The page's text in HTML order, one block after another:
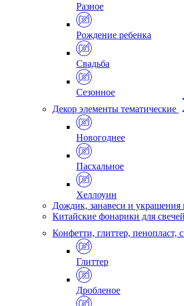
Разное
Рождение ребенка
Свадьба
Сезонное
Декор элементы тематические
Новогоднее
Пасхальное
Хеллоуин
Дождик, занавеси и украшения
Китайские фонарики для
Конфетти, глиттер, пенопласт,
Глиттер
Дробленое